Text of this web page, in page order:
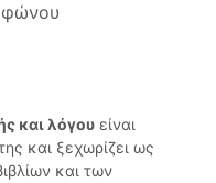
και λόγου είναι
και ξεχωρίζει ως
και των